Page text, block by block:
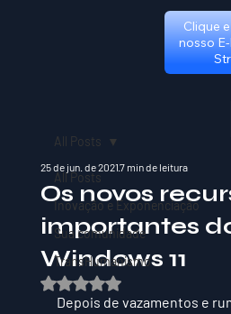
Clique
nosso
All Posts
Inovação e Exponenciação
Sua comunidade
TransHumanismo
All Posts
Os novos
importantes
Windows 11
25 de jun. de 20217 min de leitura
Avaliado com NaN de 5
Depois de vazamentos e